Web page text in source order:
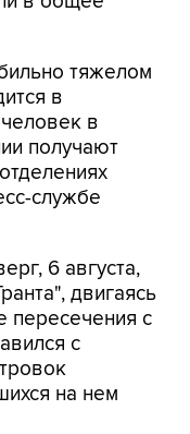
тяжелом
в
в
получают
службе
6 августа,
двигаясь
пересечения с
с
на нем